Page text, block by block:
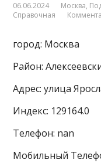
06.06.2024 Москва,
Справочная
город: Москва
Район:
Адрес: улица
Индекс: 129164.0
Телефон: nan
Мобильный